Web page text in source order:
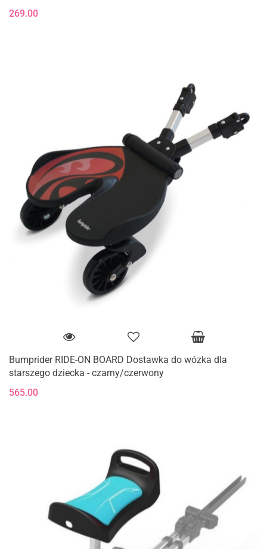
269.00
Bumprider RIDE-ON BOARD Dostawka do wózka dla
starszego dziecka - czarny/czerwony
565.00